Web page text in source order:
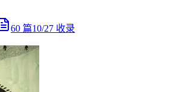
60 篇10/27 收录